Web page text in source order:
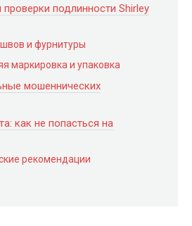
подлинности Shirley
и фурнитуры
маркировка и упаковка
мошеннических
как не попасться на
рекомендации